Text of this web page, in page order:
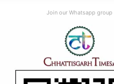
Join our Whatsapp group